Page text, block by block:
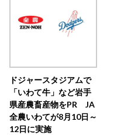
ドジャースタジアムで
「いわて牛」など岩手
県産農畜産物をPR JA
全農いわてが8月10日～
12日に実施